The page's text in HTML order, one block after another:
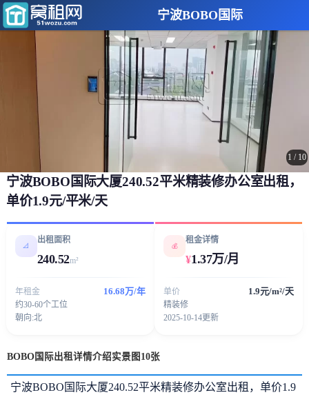
宁波BOBO国际
1 / 10
宁波BOBO国际大厦240.52平米精装修办公室出租，
单价1.9元/平米/天
📐
出租面积
240.52m²
年租金 16.68万/年
约30-60个工位
朝向:北
💰
租金详情
¥1.37万/月
单价 1.9元/m²/天
精装修
2025-10-14更新
BOBO国际出租详情介绍实景图10张
宁波BOBO国际大厦240.52平米精装修办公室出租，单价1.9